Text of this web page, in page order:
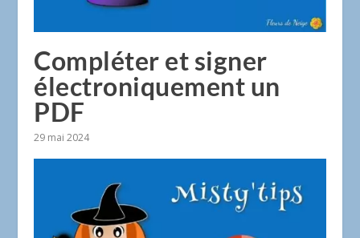
Compléter et signer
électroniquement un
PDF
29 mai 2024